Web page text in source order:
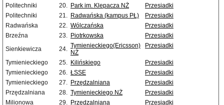
Politechniki 20. Park im. Klepacza NŻ
Przesiadki
Politechniki
21. Radwańska (kampus PŁ)
Przesiadki
Radwańska
22. Wólczańska
Przesiadki
Brzeźna
23. Piotrkowska
Przesiadki
Sienkiewicza
24. Tymienieckiego(Ericsson)
NŻ
Przesiadki
Tymienieckiego 25. Kilińskiego
Przesiadki
Tymienieckiego
26. ŁSSE
Przesiadki
Tymienieckiego
27. Przędzalniana
Przesiadki
Przędzalniana
28. Tymienieckiego NŻ
Przesiadki
Milionowa
29. Przędzalniana
Przesiadki